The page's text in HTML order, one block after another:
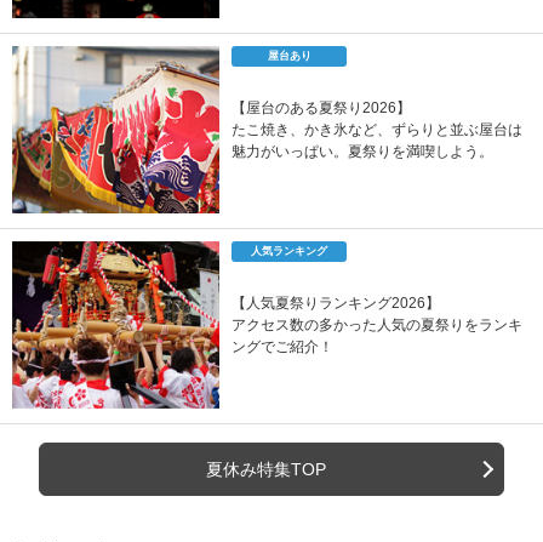
屋台あり
【屋台のある夏祭り2026】
たこ焼き、かき氷など、ずらりと並ぶ屋台は
魅力がいっぱい。夏祭りを満喫しよう。
人気ランキング
【人気夏祭りランキング2026】
アクセス数の多かった人気の夏祭りをランキ
ングでご紹介！
夏休み特集TOP